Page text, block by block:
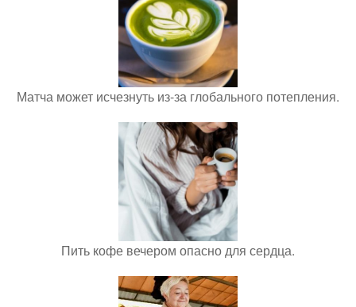
Матча может исчезнуть из-за глобального потепления.
Пить кофе вечером опасно для сердца.